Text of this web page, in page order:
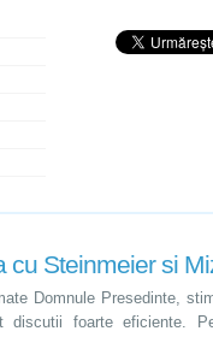
cu Steinmeier si
Domnule Presedinte,
discutii foarte eficiente.